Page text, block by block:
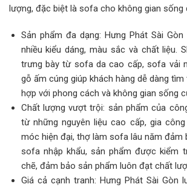
lượng, đặc biệt là sofa cho không gian sống
Sản phẩm đa dạng: Hưng Phát Sài
nhiều kiểu dáng, màu sắc và chất liệu.
trưng bày từ sofa da cao cấp, sofa vải
gỗ ấm cúng giúp khách hàng dễ dàng
hợp với phong cách và không gian sống
Chất lượng vượt trội: sản phẩm của
từ những nguyên liệu cao cấp, gia
móc hiện đại, thợ làm sofa lâu năm đảm
sofa nhập khẩu, sản phẩm được kiểm
chẽ, đảm bảo sản phẩm luôn đạt chất
Giá cả cạnh tranh: Hưng Phát Sài Gòn